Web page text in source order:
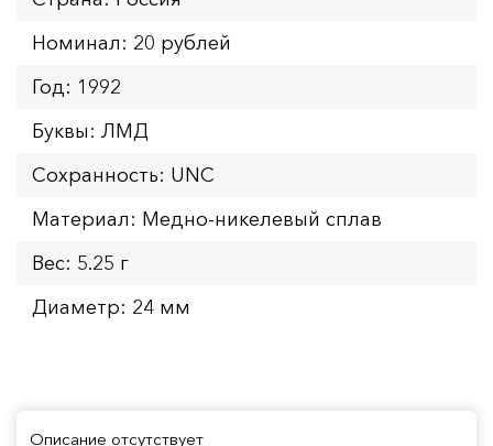
Номинал: 20 рублей
Год: 1992
Буквы: ЛМД
Сохранность: UNC
Материал: Медно-никелевый сплав
Вес: 5.25 г
Диаметр: 24 мм
Описание отсутствует